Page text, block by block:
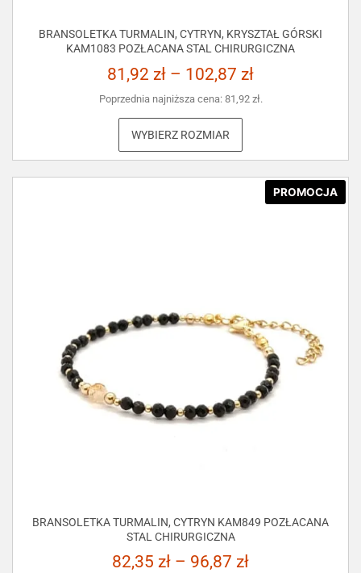
BRANSOLETKA TURMALIN, CYTRYN, KRYSZTAŁ GÓRSKI
KAM1083 POZŁACANA STAL CHIRURGICZNA
81,92 zł – 102,87 zł
Poprzednia najniższa cena: 81,92 zł.
WYBIERZ ROZMIAR
PROMOCJA
BRANSOLETKA TURMALIN, CYTRYN KAM849 POZŁACANA
STAL CHIRURGICZNA
82,35 zł – 96,87 zł